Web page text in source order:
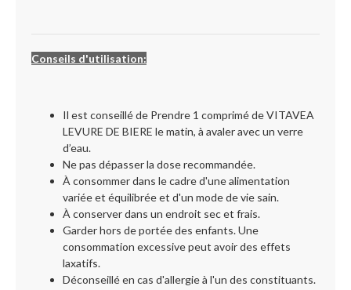
Conseils d'utilisation:
Il est conseillé de Prendre 1 comprimé de VITAVEA
LEVURE DE BIERE le matin, à avaler avec un verre
d’eau.
Ne pas dépasser la dose recommandée.
À consommer dans le cadre d'une alimentation
variée et équilibrée et d'un mode de vie sain.
À conserver dans un endroit sec et frais.
Garder hors de portée des enfants. Une
consommation excessive peut avoir des effets
laxatifs.
Déconseillé en cas d'allergie à l'un des constituants.